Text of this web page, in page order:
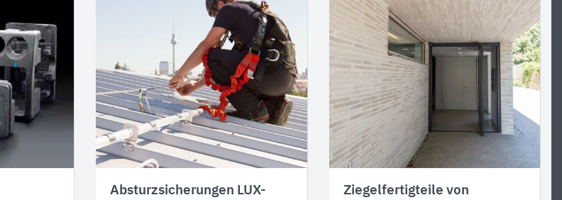
Absturzsicherungen LUX-
Ziegelfertigteile von